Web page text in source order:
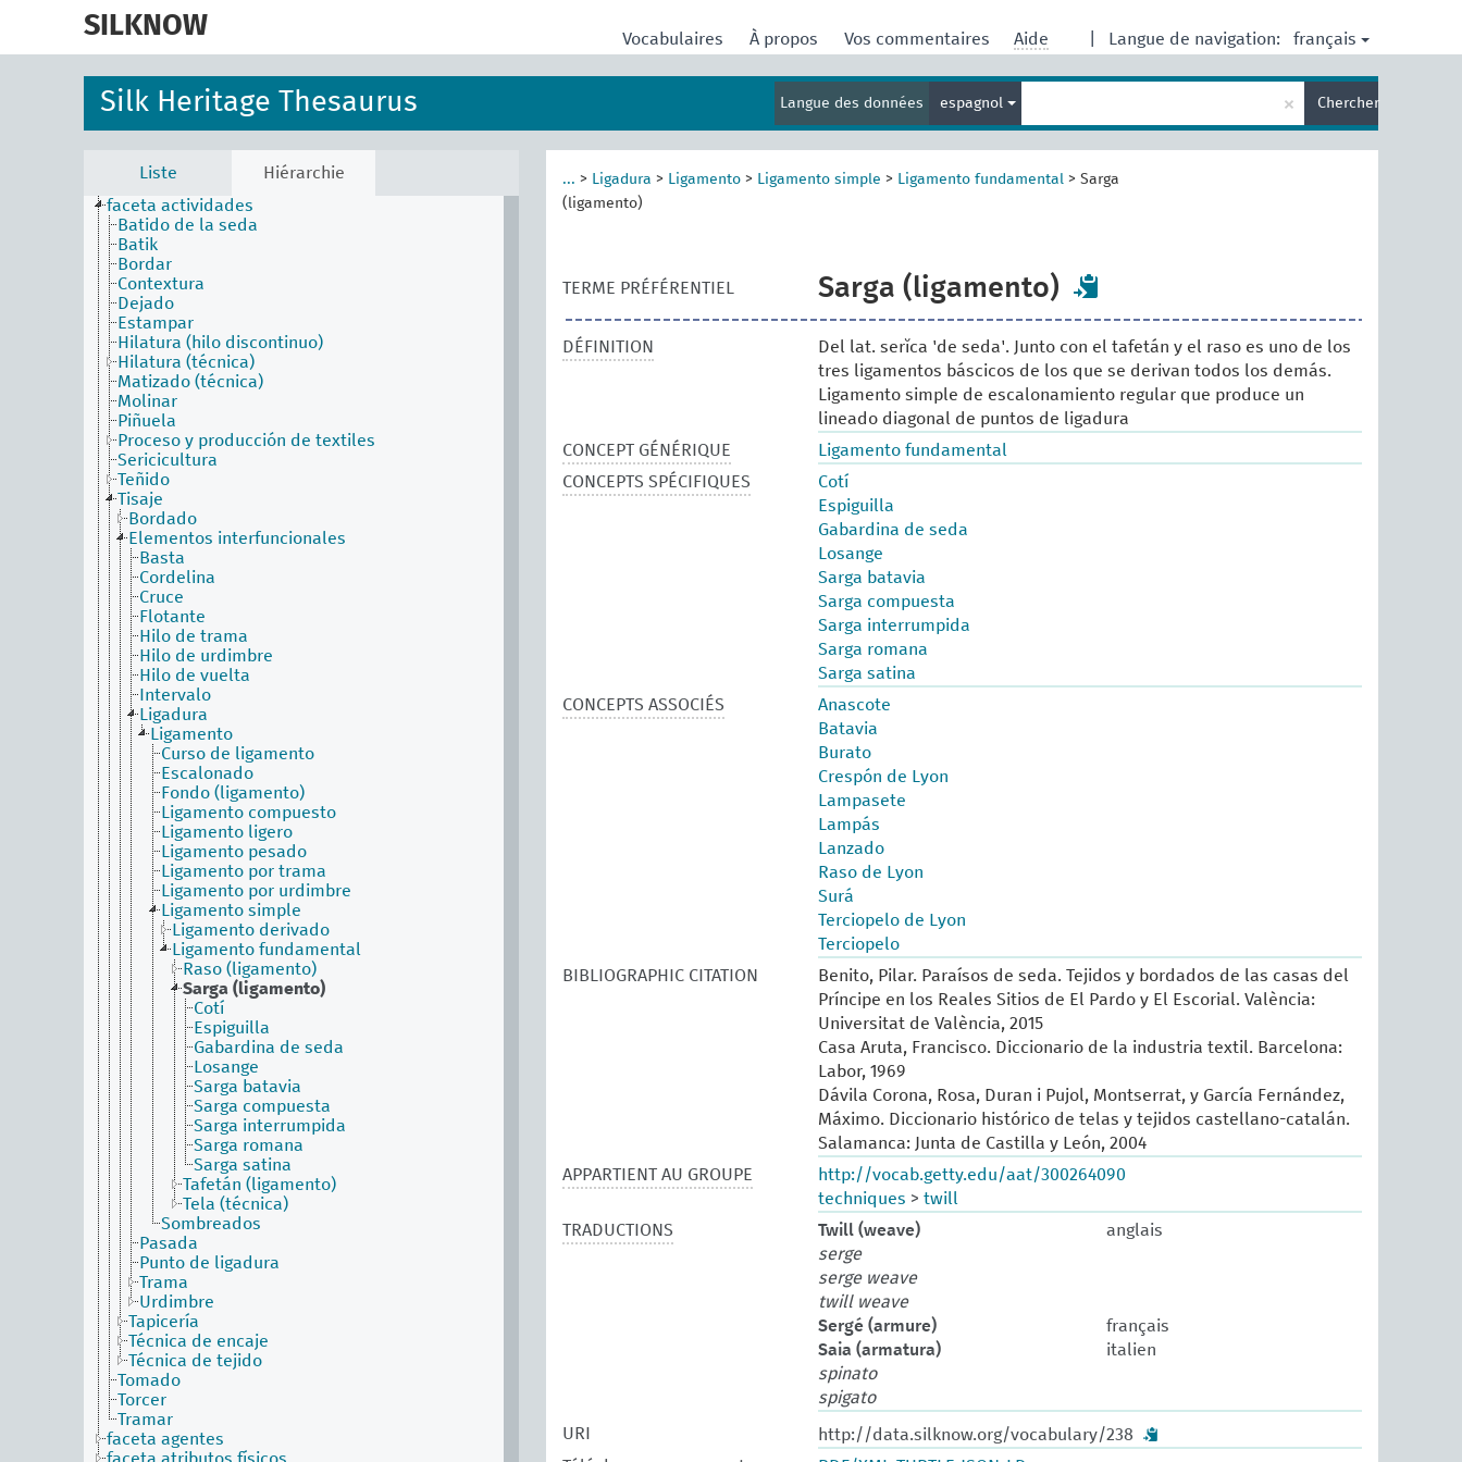
SILKNOW Langue de navigation: français
Vocabulaires À propos Vos commentaires Aide
Silk Heritage Thesaurus Langue des données espagnol
terme
de
recherche
× Chercher
Liste
Hiérarchie
faceta actividades
Batido de la seda
Batik
Bordar
Contextura
Dejado
Estampar
Hilatura (hilo discontinuo)
Hilatura (técnica)
Matizado (técnica)
Molinar
Piñuela
Proceso y producción de textiles
Sericicultura
Teñido
Tisaje
Bordado
Elementos interfuncionales
Basta
Cordelina
Cruce
Flotante
Hilo de trama
Hilo de urdimbre
Hilo de vuelta
Intervalo
Ligadura
Ligamento
Curso de ligamento
Escalonado
Fondo (ligamento)
Ligamento compuesto
Ligamento ligero
Ligamento pesado
Ligamento por trama
Ligamento por urdimbre
Ligamento simple
Ligamento derivado
Ligamento fundamental
Raso (ligamento)
Sarga (ligamento)
Cotí
Espiguilla
Gabardina de seda
Losange
Sarga batavia
Sarga compuesta
Sarga interrumpida
Sarga romana
Sarga satina
Tafetán (ligamento)
Tela (técnica)
Sombreados
Pasada
Punto de ligadura
Trama
Urdimbre
Tapicería
Técnica de encaje
Técnica de tejido
Tomado
Torcer
Tramar
faceta agentes
... > Ligadura > Ligamento > Ligamento simple > Ligamento fundamental > Sarga
(ligamento)
TERME PRÉFÉRENTIEL Sarga (ligamento)
DÉFINITION
Del lat. serĭca 'de seda'. Junto con el tafetán y el raso es uno de los
tres ligamentos báscicos de los que se derivan todos los demás.
Ligamento simple de escalonamiento regular que produce un
lineado diagonal de puntos de ligadura
CONCEPT GÉNÉRIQUE
Ligamento fundamental
CONCEPTS SPÉCIFIQUES
Cotí
Espiguilla
Gabardina de seda
Losange
Sarga batavia
Sarga compuesta
Sarga interrumpida
Sarga romana
Sarga satina
CONCEPTS ASSOCIÉS
Anascote
Batavia
Burato
Crespón de Lyon
Lampasete
Lampás
Lanzado
Raso de Lyon
Surá
Terciopelo de Lyon
Terciopelo
BIBLIOGRAPHIC CITATION
Benito, Pilar. Paraísos de seda. Tejidos y bordados de las casas del
Príncipe en los Reales Sitios de El Pardo y El Escorial. València:
Universitat de València, 2015
Casa Aruta, Francisco. Diccionario de la industria textil. Barcelona:
Labor, 1969
Dávila Corona, Rosa, Duran i Pujol, Montserrat, y García Fernández,
Máximo. Diccionario histórico de telas y tejidos castellano-catalán.
Salamanca: Junta de Castilla y León, 2004
APPARTIENT AU GROUPE
http://vocab.getty.edu/aat/300264090
techniques > twill
TRADUCTIONS
Twill (weave)
anglais
serge
serge weave
twill weave
Sergé (armure)
français
Saia (armatura)
italien
spinato
spigato
URI
http://data.silknow.org/vocabulary/238